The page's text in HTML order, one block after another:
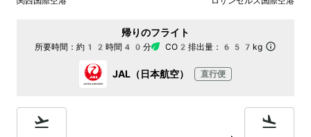
帰りのフライト
所要時間： 約12時間40分 CO2排出量： 657kg
JAL（日本航空） 直行便